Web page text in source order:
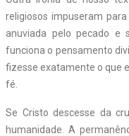
religiosos impuseram
anuviada pelo pecado e
funciona o pensamento
fizesse exatamente o que
fé.
Se Cristo descesse da
humanidade. A